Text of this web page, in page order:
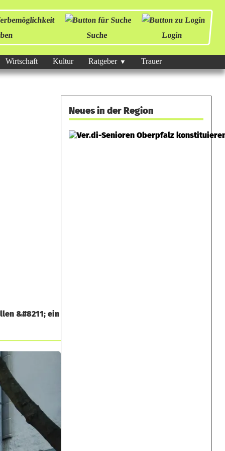
Suche Login
Wirtschaft Kultur Ratgeber Trauer
&#8211; ein
Neues in der Region